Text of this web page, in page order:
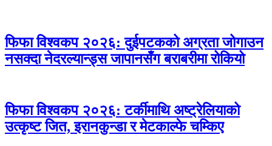
फिफा विश्वकप २०२६: दुईपटकको अग्रता जोगाउन
नसक्दा नेदरल्यान्ड्स जापानसँग बराबरीमा रोकियो
फिफा विश्वकप २०२६: टर्कीमाथि अष्ट्रेलियाको
उत्कृष्ट जित, इरानकुन्डा र मेटकाल्फे चम्किए